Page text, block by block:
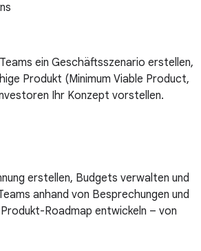
ein Geschäftsszenario erstellen,
Produkt (Minimum Viable Product,
Ihr Konzept vorstellen.
erstellen, Budgets verwalten und
anhand von Besprechungen und
Roadmap entwickeln – von